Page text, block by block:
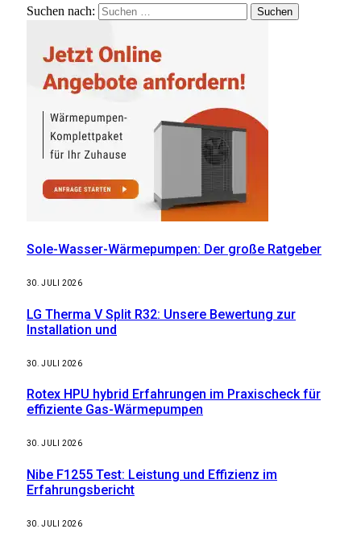
Suchen nach:
Sole-Wasser-Wärmepumpen: Der große Ratgeber
30. JULI 2026
LG Therma V Split R32: Unsere Bewertung zur
Installation und
30. JULI 2026
Rotex HPU hybrid Erfahrungen im Praxischeck für
effiziente Gas-Wärmepumpen
30. JULI 2026
Nibe F1255 Test: Leistung und Effizienz im
Erfahrungsbericht
30. JULI 2026